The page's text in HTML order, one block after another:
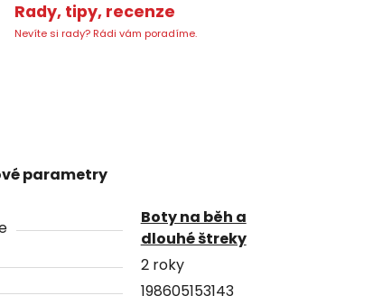
Rady, tipy, recenze
Nevíte si rady? Rádi vám poradíme.
parametry
Boty na běh a
dlouhé štreky
2 roky
198605153143